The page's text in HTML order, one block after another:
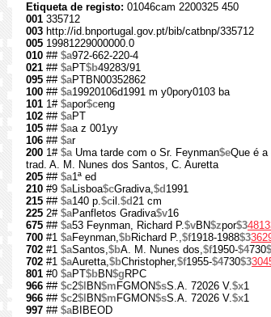
Etiqueta de registo: 01046cam 2200325 450
001 335712
003 http://id.bnportugal.gov.pt/bib/catbnp/335712
005 19981229000000.0
010 ## $a972-662-220-4
021 ## $aPT$b49283/91
095 ## $aPTBN00352862
100 ## $a19920106d1991 m y0pory0103 ba
101 1# $apor$ceng
102 ## $aPT
105 ## $aa z 001yy
106 ## $ar
200 1# $aUma tarde com o Sr. Feynman$eQue é a
trad. A. M. Nunes dos Santos, C. Auretta
205 ## $a1ª ed
210 #9 $aLisboa$cGradiva,$d 1991
215 ## $a140 p.$cil.$d21 cm
225 2# $aPanfletos Gradiva$v16
675 ## $a53 Feynman, Richard P.$vBN$zpor$3
700 #1 $aFeynman,$bRichard P.,$f1918-1988$3
702 #1 $aSantos,$bA. M. Nunes dos,$f1950-$4730
702 #1 $aAuretta,$bChristopher,$f1955-$4730$3
801 #0 $aPT$bBN$g RPC
966 ## $c2$l BN$m FGMON$sS.A. 72026 V.$x1
966 ## $c2$l BN$m FGMON$sS.A. 72026 V.$x1
997 ## $aBIBEOD